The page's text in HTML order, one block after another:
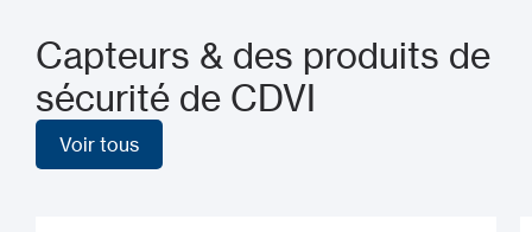
Capteurs & des produits de
sécurité de CDVI
Voir tous